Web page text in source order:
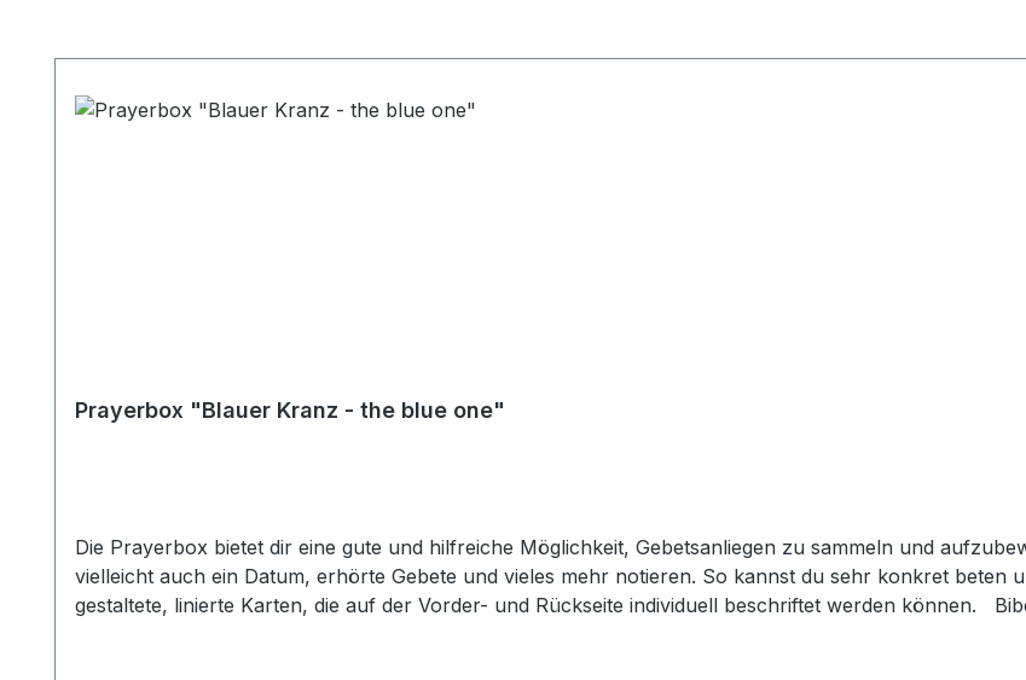
Prayerbox "Blauer Kranz - the blue one"
Die Prayerbox bietet dir eine gute und hilfreiche Möglichkeit, Gebetsanliegen zu sammeln und
vielleicht auch ein Datum, erhörte Gebete und vieles mehr notieren. So kannst du sehr konkret beten
gestaltete, linierte Karten, die auf der Vorder- und Rückseite individuell beschriftet werden können.